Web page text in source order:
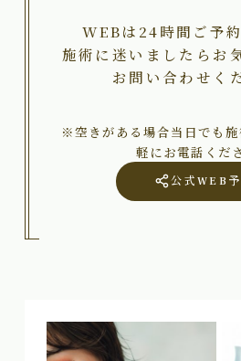
WEBは24時間ご予約
施術に迷いましたらお
お問い合わせく
※空きがある場合当日でも
軽にお電話くだ
公式WEB